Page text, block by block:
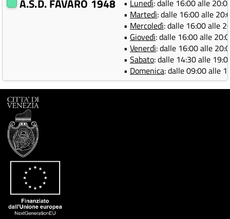
A.S.D. FAVARO 1948 • Lunedì: dalle 16:00 alle
• Martedì: dalle 16:00 alle
• Mercoledì: dalle 16:00 alle
• Giovedì: dalle 16:00 alle
• Venerdì: dalle 16:00 alle
• Sabato: dalle 14:30 alle
• Domenica: dalle 09:00 alle